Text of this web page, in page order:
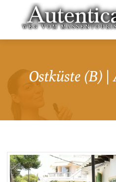
Ostküste (B)